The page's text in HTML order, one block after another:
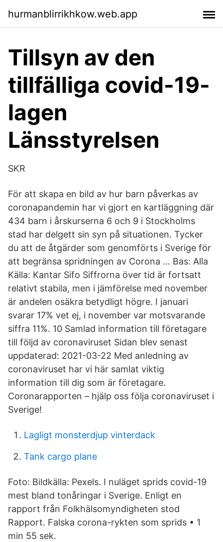
hurmanblirrikhkow.web.app
Tillsyn av den
tillfälliga covid-19-
lagen
Länsstyrelsen
SKR
För att skapa en bild av hur barn påverkas av
coronapandemin har vi gjort en kartläggning där
434 barn i årskurserna 6 och 9 i Stockholms
stad har delgett sin syn på situationen. Tycker
du att de åtgärder som genomförts i Sverige för
att begränsa spridningen av Corona … Bas: Alla
Källa: Kantar Sifo Siffrorna över tid är fortsatt
relativt stabila, men i jämförelse med november
är andelen osäkra betydligt högre. I januari
svarar 17% vet ej, i november var motsvarande
siffra 11%. 10 Samlad information till företagare
till följd av coronaviruset Sidan blev senast
uppdaterad: 2021-03-22 Med anledning av
coronaviruset har vi här samlat viktig
information till dig som är företagare.
Coronarapporten – hjälp oss följa coronaviruset i
Sverige!
Lagligt monsterdjup vinterdack
Tank cargo plane
Foto: Bildkälla: Pexels. I nuläget sprids covid-19
mest bland tonåringar i Sverige. Enligt en
rapport från Folkhälsomyndigheten stod
Rapport. Falska corona-rykten som sprids • 1
min 55 sek.